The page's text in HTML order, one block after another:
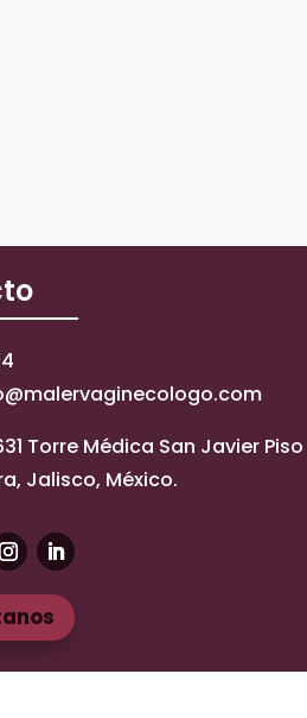
Torre Médica San Javier
Jalisco, México.